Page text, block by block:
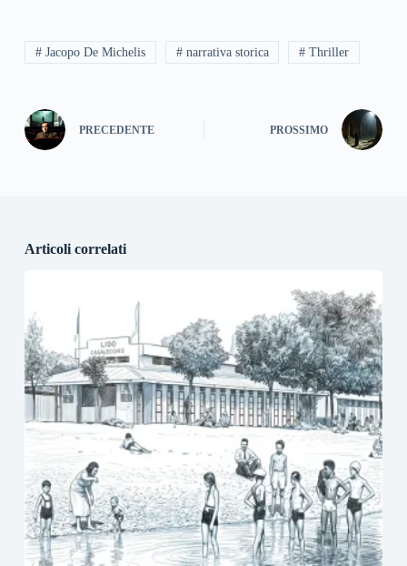
# Jacopo De Michelis # narrativa storica # Thriller
PRECEDENTE PROSSIMO
Articoli correlati